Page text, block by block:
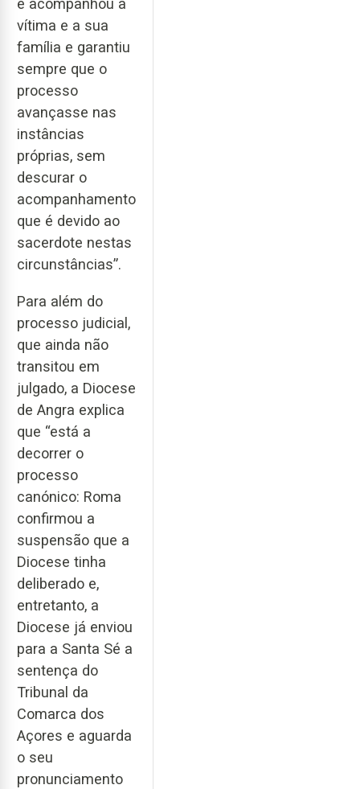
vítima e a sua
família e garantiu
sempre que o
processo
avançasse nas
instâncias
próprias, sem
descurar o
acompanhamento
que é devido ao
sacerdote nestas
circunstâncias”.
Para além do
processo judicial,
que ainda não
transitou em
julgado, a Diocese
de Angra explica
que “está a
decorrer o
processo
canónico: Roma
confirmou a
suspensão que a
Diocese tinha
deliberado e,
entretanto, a
Diocese já enviou
para a Santa Sé a
sentença do
Tribunal da
Comarca dos
Açores e aguarda
o seu
pronunciamento